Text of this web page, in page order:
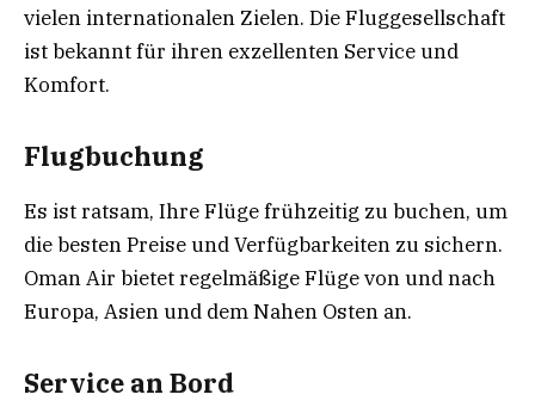
vielen internationalen Zielen. Die Fluggesellschaft
ist bekannt für ihren exzellenten Service und
Komfort.
Flugbuchung
Es ist ratsam, Ihre Flüge frühzeitig zu buchen, um
die besten Preise und Verfügbarkeiten zu sichern.
Oman Air bietet regelmäßige Flüge von und nach
Europa, Asien und dem Nahen Osten an.
Service an Bord